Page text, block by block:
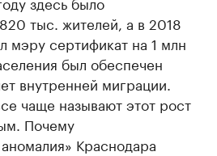
тыс. жителей, а в 2018
мэру сертификат на 1 млн
был обеспечен
внутренней миграции.
чаще называют этот рост
Почему
Краснодара